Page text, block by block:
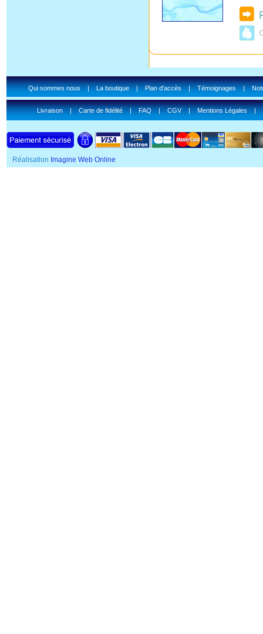
Qui sommes nous|La boutique|Plan d'accès|Témoignages|
Livraison|Carte de fidélité|FAQ|CGV|Mentions Légales|
Réalisation Imagine Web Online